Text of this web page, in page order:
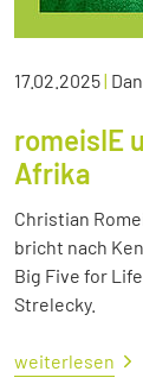
17.02.2025|
romeisIE
Afrika
Christian
bricht nach
Big Five for
Strelecky.
weiterlesen